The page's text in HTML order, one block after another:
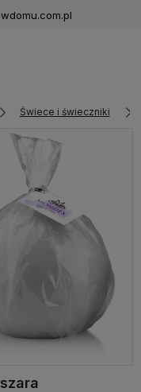
Świece i świeczniki